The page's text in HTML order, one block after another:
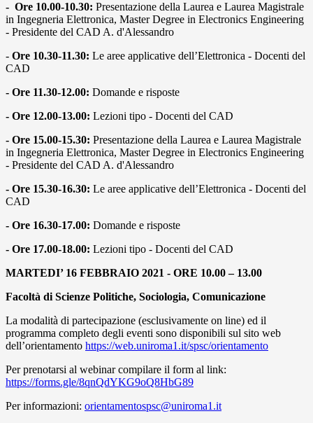
- Ore 10.00-10.30: Presentazione della Laurea e Laurea Magistrale
in Ingegneria Elettronica, Master Degree in Electronics Engineering
- Presidente del CAD A. d'Alessandro
- Ore 10.30-11.30: Le aree applicative dell’Elettronica - Docenti del
CAD
- Ore 11.30-12.00: Domande e risposte
- Ore 12.00-13.00: Lezioni tipo - Docenti del CAD
- Ore 15.00-15.30: Presentazione della Laurea e Laurea Magistrale
in Ingegneria Elettronica, Master Degree in Electronics Engineering
- Presidente del CAD A. d'Alessandro
- Ore 15.30-16.30: Le aree applicative dell’Elettronica - Docenti del
CAD
- Ore 16.30-17.00: Domande e risposte
- Ore 17.00-18.00: Lezioni tipo - Docenti del CAD
MARTEDI’ 16 FEBBRAIO 2021 - ORE 10.00 – 13.00
Facoltà di Scienze Politiche, Sociologia, Comunicazione
La modalità di partecipazione (esclusivamente on line) ed il
programma completo degli eventi sono disponibili sul sito web
dell’orientamento https://web.uniroma1.it/spsc/orientamento
Per prenotarsi al webinar compilare il form al link:
https://forms.gle/8qnQdYKG9oQ8HbG89
Per informazioni: orientamentospsc@uniroma1.it